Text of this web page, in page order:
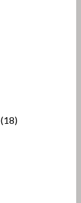
(18)